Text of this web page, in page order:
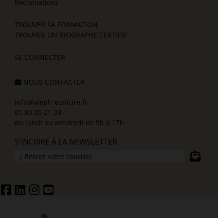
Réclamations
TROUVER SA FORMATION
TROUVER UN BIOGRAPHE CERTIFIÉ
SE CONNECTER
NOUS CONTACTER
info@aleph-ecriture.fr
01 80 05 21 30
du lundi au vendredi de 9h à 17h
S'INCRIRE À LA NEWSLETTER